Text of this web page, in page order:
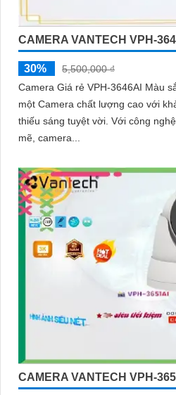
CAMERA VANTECH VPH-
30%
5,500,000 ₫
Camera Giá rẻ VPH-3646AI Màu
một Camera chất lượng cao với
thiếu sáng tuyệt vời. Với công nghệ Hồng Ngoại EXIR mạnh
mẽ, camera...
CAMERA VANTECH VPH-